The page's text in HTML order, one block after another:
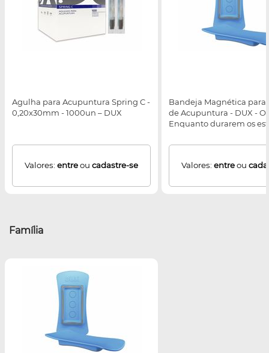
Agulha para Acupuntura Spring C -
0,20x30mm - 1000un – DUX
Valores: entreou cadastre-se
Bandeja Magnética para
de Acupuntura - DUX -
Enquanto durarem os
Valores: entreou
Família